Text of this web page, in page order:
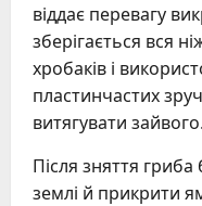
віддає перевагу
зберігається вся
хробаків і
пластинчастих
витягувати зайвого.
Після зняття гриба
землі й прикрити